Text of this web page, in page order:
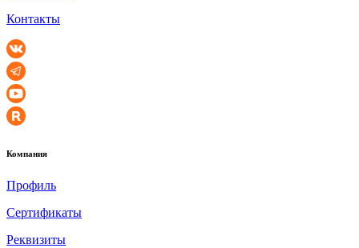
Контакты
Компания
Профиль
Сертификаты
Реквизиты